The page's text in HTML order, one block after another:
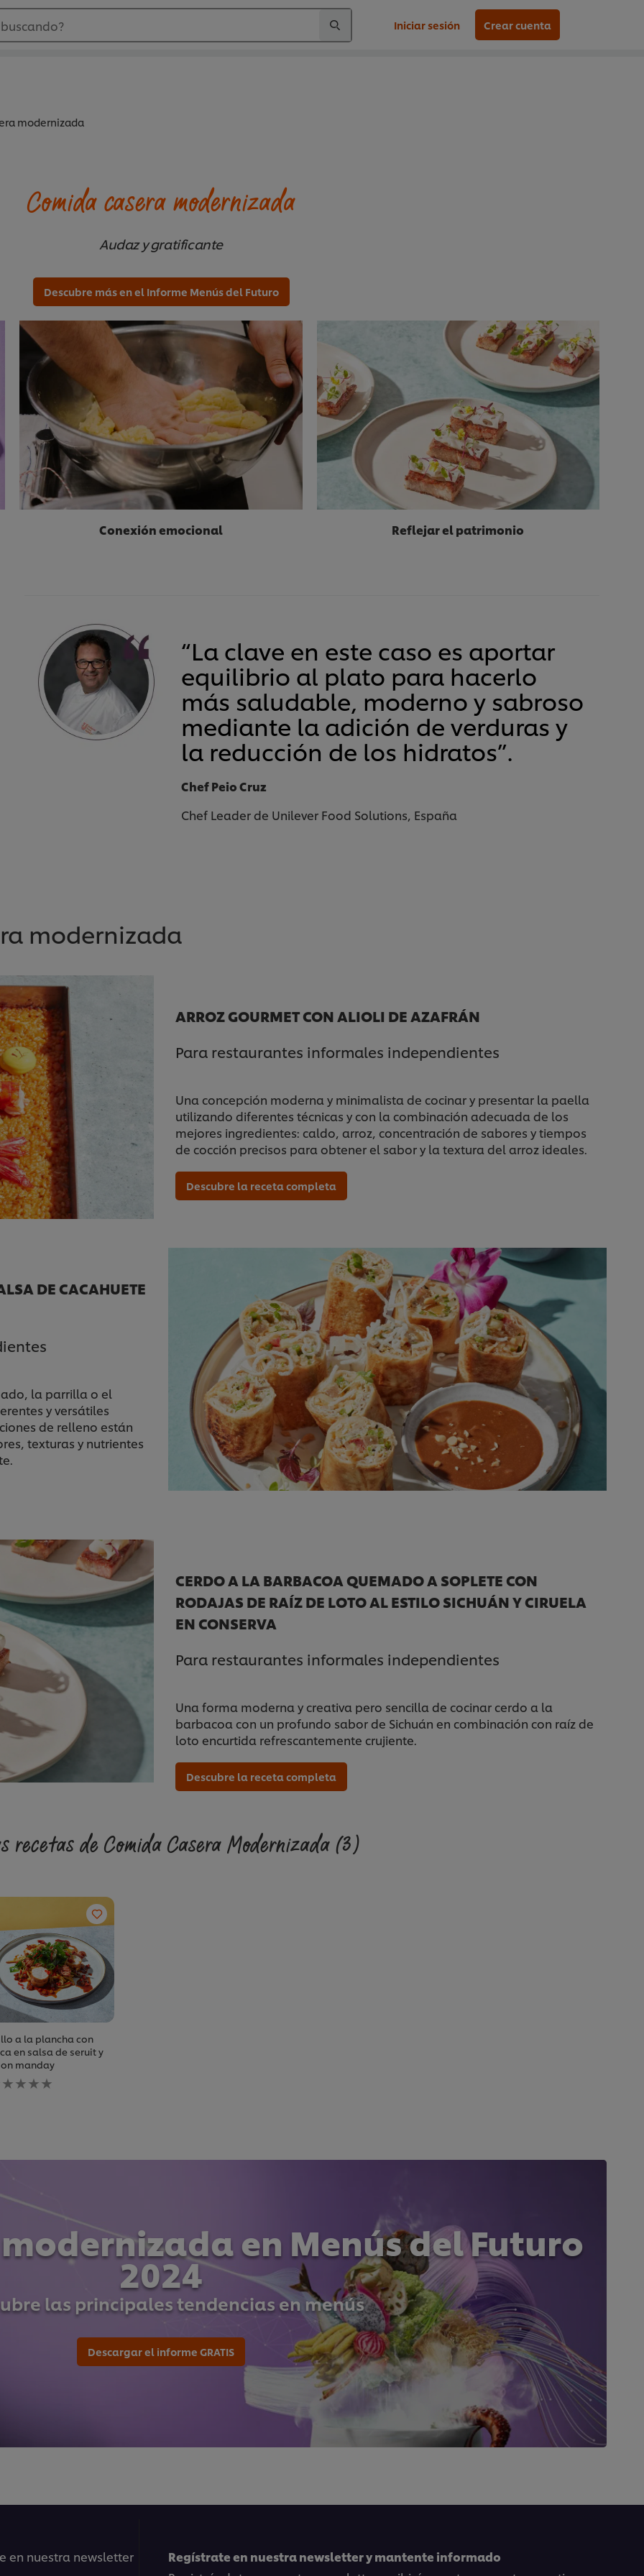
Iniciar sesión Crear cuenta
modernizada
Comida casera modernizada
Audaz y gratificante
Descubre más en el Informe Menús del Futuro
Conexión emocional Reflejar el patrimonio
“La clave en este caso es aportar
equilibrio al plato para hacerlo
más saludable, moderno y sabroso
mediante la adición de verduras y
la reducción de los hidratos”.
Chef Peio Cruz
Chef Leader de Unilever Food Solutions, España
modernizada
ARROZ GOURMET CON ALIOLI DE AZAFRÁN
Para restaurantes informales independientes
Una concepción moderna y minimalista de cocinar y presentar la paella
utilizando diferentes técnicas y con la combinación adecuada de los
mejores ingredientes: caldo, arroz, concentración de sabores y tiempos
de cocción precisos para obtener el sabor y la textura del arroz ideales.
Descubre la receta completa
DE CACAHUETE
la parrilla o el
y versátiles
de relleno están
texturas y nutrientes
CERDO A LA BARBACOA QUEMADO A SOPLETE CON
RODAJAS DE RAÍZ DE LOTO AL ESTILO SICHUÁN Y CIRUELA
EN CONSERVA
Para restaurantes informales independientes
Una forma moderna y creativa pero sencilla de cocinar cerdo a la
barbacoa con un profundo sabor de Sichuán en combinación con raíz de
loto encurtida refrescantemente crujiente.
Descubre la receta completa
recetas de Comida Casera Modernizada(3)
a la plancha con
en salsa de seruit y
manday
en Menús del Futuro
2024
las principales tendencias en menús
Descargar el informe GRATIS
en nuestra newsletter
Regístrate en nuestra newsletter y mantente informado